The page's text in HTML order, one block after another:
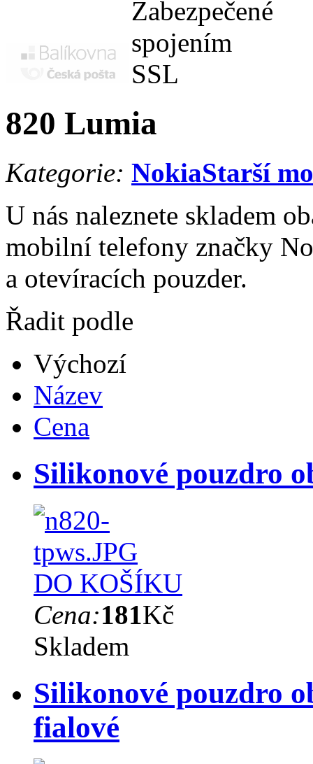
820 Lumia
Kategorie: NokiaStarší
U nás naleznete skladem
mobilní telefony značky
a otevíracích pouzder.
Řadit podle
Výchozí
Název
Cena
Silikonové pouzdro
DO KOŠÍKU
Cena:181Kč
Skladem
Silikonové pouzdro
fialové